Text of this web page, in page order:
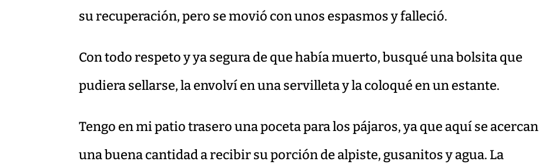
su recuperación, pero se movió con unos espasmos y falleció.
Con todo respeto y ya segura de que había muerto, busqué una bolsita que
pudiera sellarse, la envolví en una servilleta y la coloqué en un estante.
Tengo en mi patio trasero una poceta para los pájaros, ya que aquí se acercan
una buena cantidad a recibir su porción de alpiste, gusanitos y agua. La